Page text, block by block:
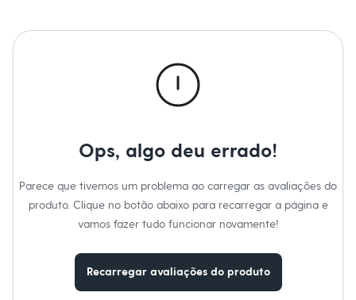
Saídas de praia
Personagens
Shorts e Saias
Em alta
Dia dos Pais
Ops, algo deu errado!
Parece que tivemos um problema ao carregar as avaliações do
produto. Clique no botão abaixo para recarregar a página e
vamos fazer tudo funcionar novamente!
Recarregar avaliações do produto